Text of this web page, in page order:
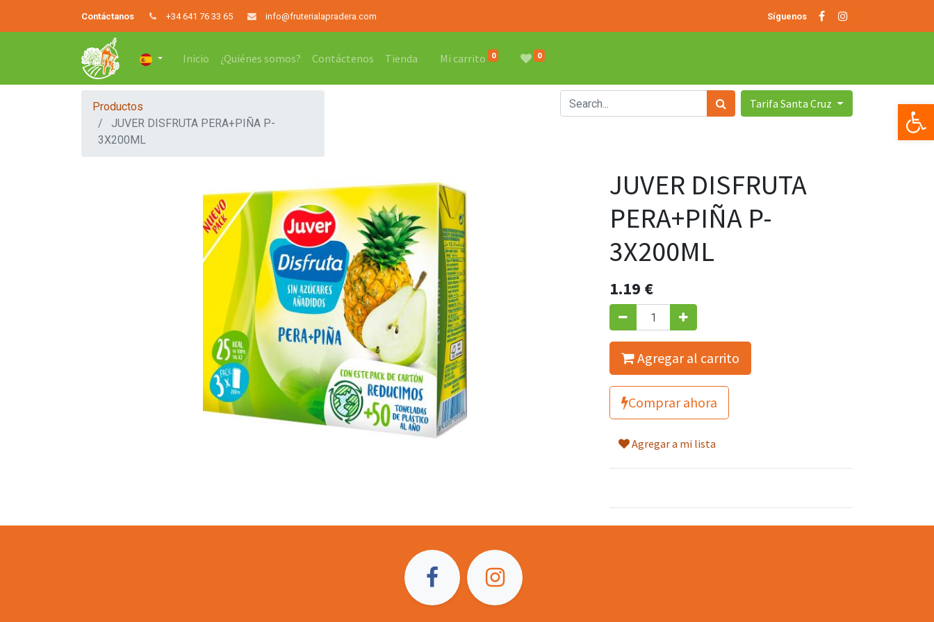
Contáctanos +34 641 76 33 65 info@fruterialapradera.com Síguenos
Inicio ¿Quiénes somos? Contáctenos Tienda Mi carrito 0 0
Productos
JUVER DISFRUTA PERA+PIÑA P-
3X200ML
Tarifa Santa Cruz
JUVER DISFRUTA
PERA+PIÑA P-
3X200ML
1.19 €
Agregar al carrito
Comprar ahora
Agregar a mi lista